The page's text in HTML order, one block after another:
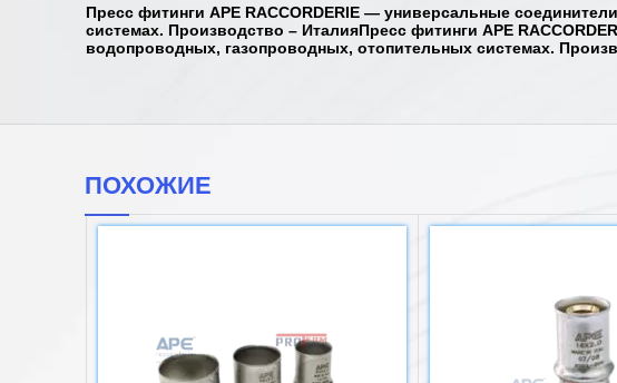
Пресс фитинги APE RACCORDERIE — универсальные
системах. Производство – ИталияПресс фитинги APE
водопроводных, газопроводных, отопительных системах.
ПОХОЖИЕ